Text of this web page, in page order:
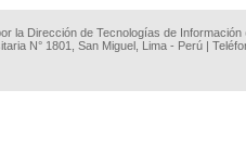
la Dirección de Tecnologías de
N° 1801, San Miguel, Lima - Perú |